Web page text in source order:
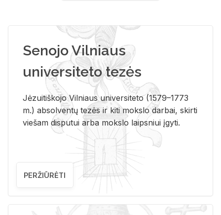
Senojo Vilniaus
universiteto tezės
Jėzuitiškojo Vilniaus universiteto (1579–1773
m.) absolventų tezės ir kiti mokslo darbai, skirti
viešam disputui arba mokslo laipsniui įgyti.
PERŽIŪRĖTI